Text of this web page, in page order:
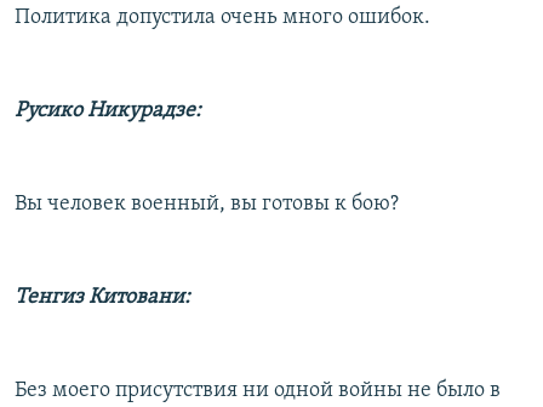
Политика допустила очень много ошибок.
Русико Никурадзе:
Вы человек военный, вы готовы к бою?
Тенгиз Китовани:
Без моего присутствия ни одной войны не было в